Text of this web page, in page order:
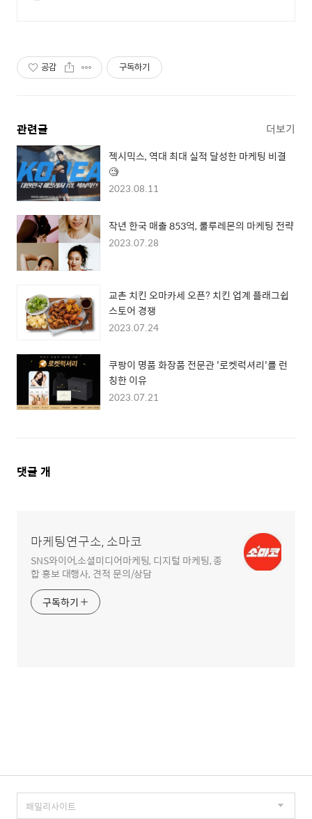
공감 구독하기
관련글 더보기
젝시믹스, 역대 최대 실적 달성한 마케팅 비결
🧐
2023.08.11
작년 한국 매출 853억, 룰루레몬의 마케팅 전략
2023.07.28
교촌 치킨 오마카세 오픈? 치킨 업계 플래그쉽
스토어 경쟁
2023.07.24
쿠팡이 명품 화장품 전문관 '로켓럭셔리'를 런
칭한 이유
2023.07.21
댓
댓글 개
마케팅연구소, 소마코
SNS와이어,소셜미디어마케팅, 디지털 마케팅, 종
합 홍보 대행사, 견적 문의/상담
구독하기